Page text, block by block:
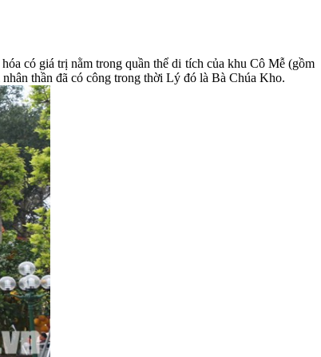
có giá trị nằm trong quần thể di tích của khu Cô Mễ (gồm
thần đã có công trong thời Lý đó là Bà Chúa Kho.